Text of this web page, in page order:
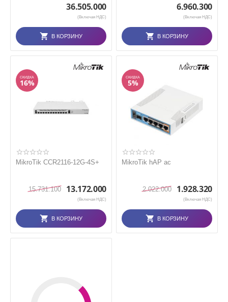
36.505.000
(Включая НДС)
В КОРЗИНУ
6.960.300
(Включая НДС)
В КОРЗИНУ
СКИДКА
16%
MikroTik CCR2116-12G-4S+
15.731.100 13.172.000
(Включая НДС)
В КОРЗИНУ
СКИДКА
5%
MikroTik hAP ac
2.022.000 1.928.320
(Включая НДС)
В КОРЗИНУ